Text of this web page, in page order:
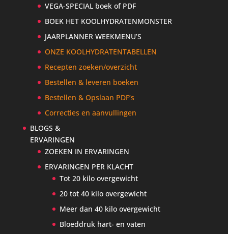
VEGA-SPECIAL boek of PDF
BOEK HET KOOLHYDRATENMONSTER
JAARPLANNER WEEKMENU’S
ONZE KOOLHYDRATENTABELLEN
Recepten zoeken/overzicht
Bestellen & leveren boeken
Bestellen & Opslaan PDF’s
Correcties en aanvullingen
BLOGS &
ERVARINGEN
ZOEKEN IN ERVARINGEN
ERVARINGEN PER KLACHT
Tot 20 kilo overgewicht
20 tot 40 kilo overgewicht
Meer dan 40 kilo overgewicht
Bloeddruk hart- en vaten